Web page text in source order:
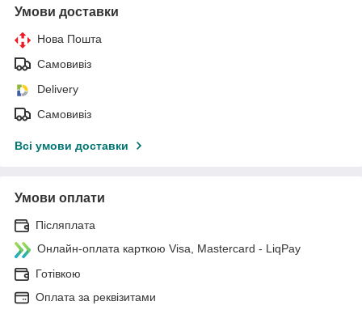
Умови доставки
Нова Пошта
Самовивіз
Delivery
Самовивіз
Всі умови доставки
Умови оплати
Післяплата
Онлайн-оплата карткою Visa, Mastercard - LiqPay
Готівкою
Оплата за реквізитами